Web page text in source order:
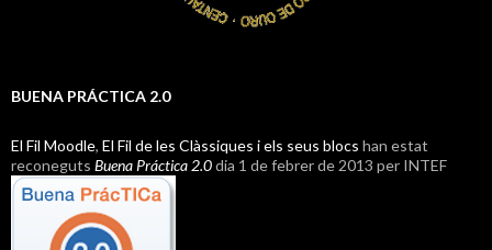
BUENA PRÁCTICA 2.0
El Fil Moodle, El Fil de les Clàssiques i els seus blocs han estat
reconeguts Buena Práctica 2.0dia 1 de febrer de 2013 per INTEF